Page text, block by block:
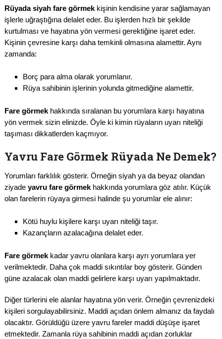
Rüyada siyah fare görmek kişinin kendisine yarar sağlamayan
işlerle uğraştığına delalet eder. Bu işlerden hızlı bir şekilde
kurtulması ve hayatına yön vermesi gerektiğine işaret eder.
Kişinin çevresine karşı daha temkinli olmasına alamettir. Aynı
zamanda:
Borç para alma olarak yorumlanır.
Rüya sahibinin işlerinin yolunda gitmediğine alamettir.
Fare görmek hakkında sıralanan bu yorumlara karşı hayatına
yön vermek sizin elinizde. Öyle ki kimin rüyaların uyarı niteliği
taşıması dikkatlerden kaçmıyor.
Yavru Fare Görmek Rüyada Ne Demek?
Yorumları farklılık gösterir. Örneğin siyah ya da beyaz olandan
ziyade yavru fare görmek hakkında yorumlara göz atılır. Küçük
olan farelerin rüyaya girmesi halinde şu yorumlar ele alınır:
Kötü huylu kişilere karşı uyarı niteliği taşır.
Kazançların azalacağına delalet eder.
Fare görmek kadar yavru olanlara karşı ayrı yorumlara yer
verilmektedir. Daha çok maddi sıkıntılar boy gösterir. Günden
güne azalacak olan maddi gelirlere karşı uyarı yapılmaktadır.
Diğer türlerini ele alanlar hayatına yön verir. Örneğin çevrenizdeki
kişileri sorgulayabilirsiniz. Maddi açıdan önlem almanız da faydalı
olacaktır. Görüldüğü üzere yavru fareler maddi düşüşe işaret
etmektedir. Zamanla rüya sahibinin maddi açıdan zorluklar